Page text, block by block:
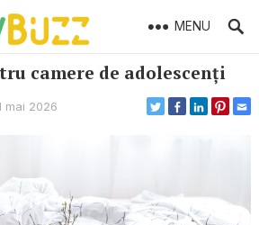
MENU
camere de adolescenți
mai 2026